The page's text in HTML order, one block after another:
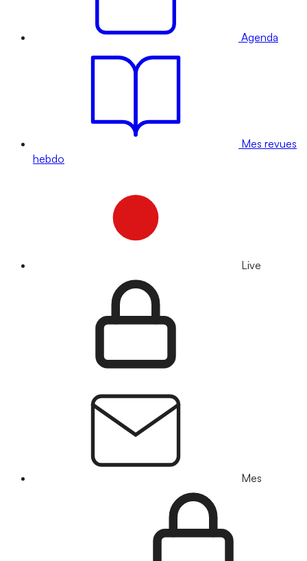
Agenda
Mes revues
hebdo
Live
Mes